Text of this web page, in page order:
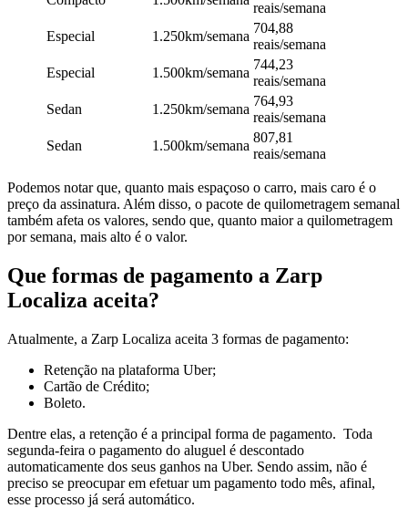
reais/semana
Especial
1.250km/semana
704,88
reais/semana
Especial
1.500km/semana
744,23
reais/semana
Sedan
1.250km/semana
764,93
reais/semana
Sedan
1.500km/semana
807,81
reais/semana
Podemos notar que, quanto mais espaçoso o carro, mais caro é o
preço da assinatura. Além disso, o pacote de quilometragem semanal
também afeta os valores, sendo que, quanto maior a quilometragem
por semana, mais alto é o valor.
Que formas de pagamento a Zarp
Localiza aceita?
Atualmente, a Zarp Localiza aceita 3 formas de pagamento:
Retenção na plataforma Uber;
Cartão de Crédito;
Boleto.
Dentre elas, a retenção é a principal forma de pagamento. Toda
segunda-feira o pagamento do aluguel é descontado
automaticamente dos seus ganhos na Uber. Sendo assim, não é
preciso se preocupar em efetuar um pagamento todo mês, afinal,
esse processo já será automático.